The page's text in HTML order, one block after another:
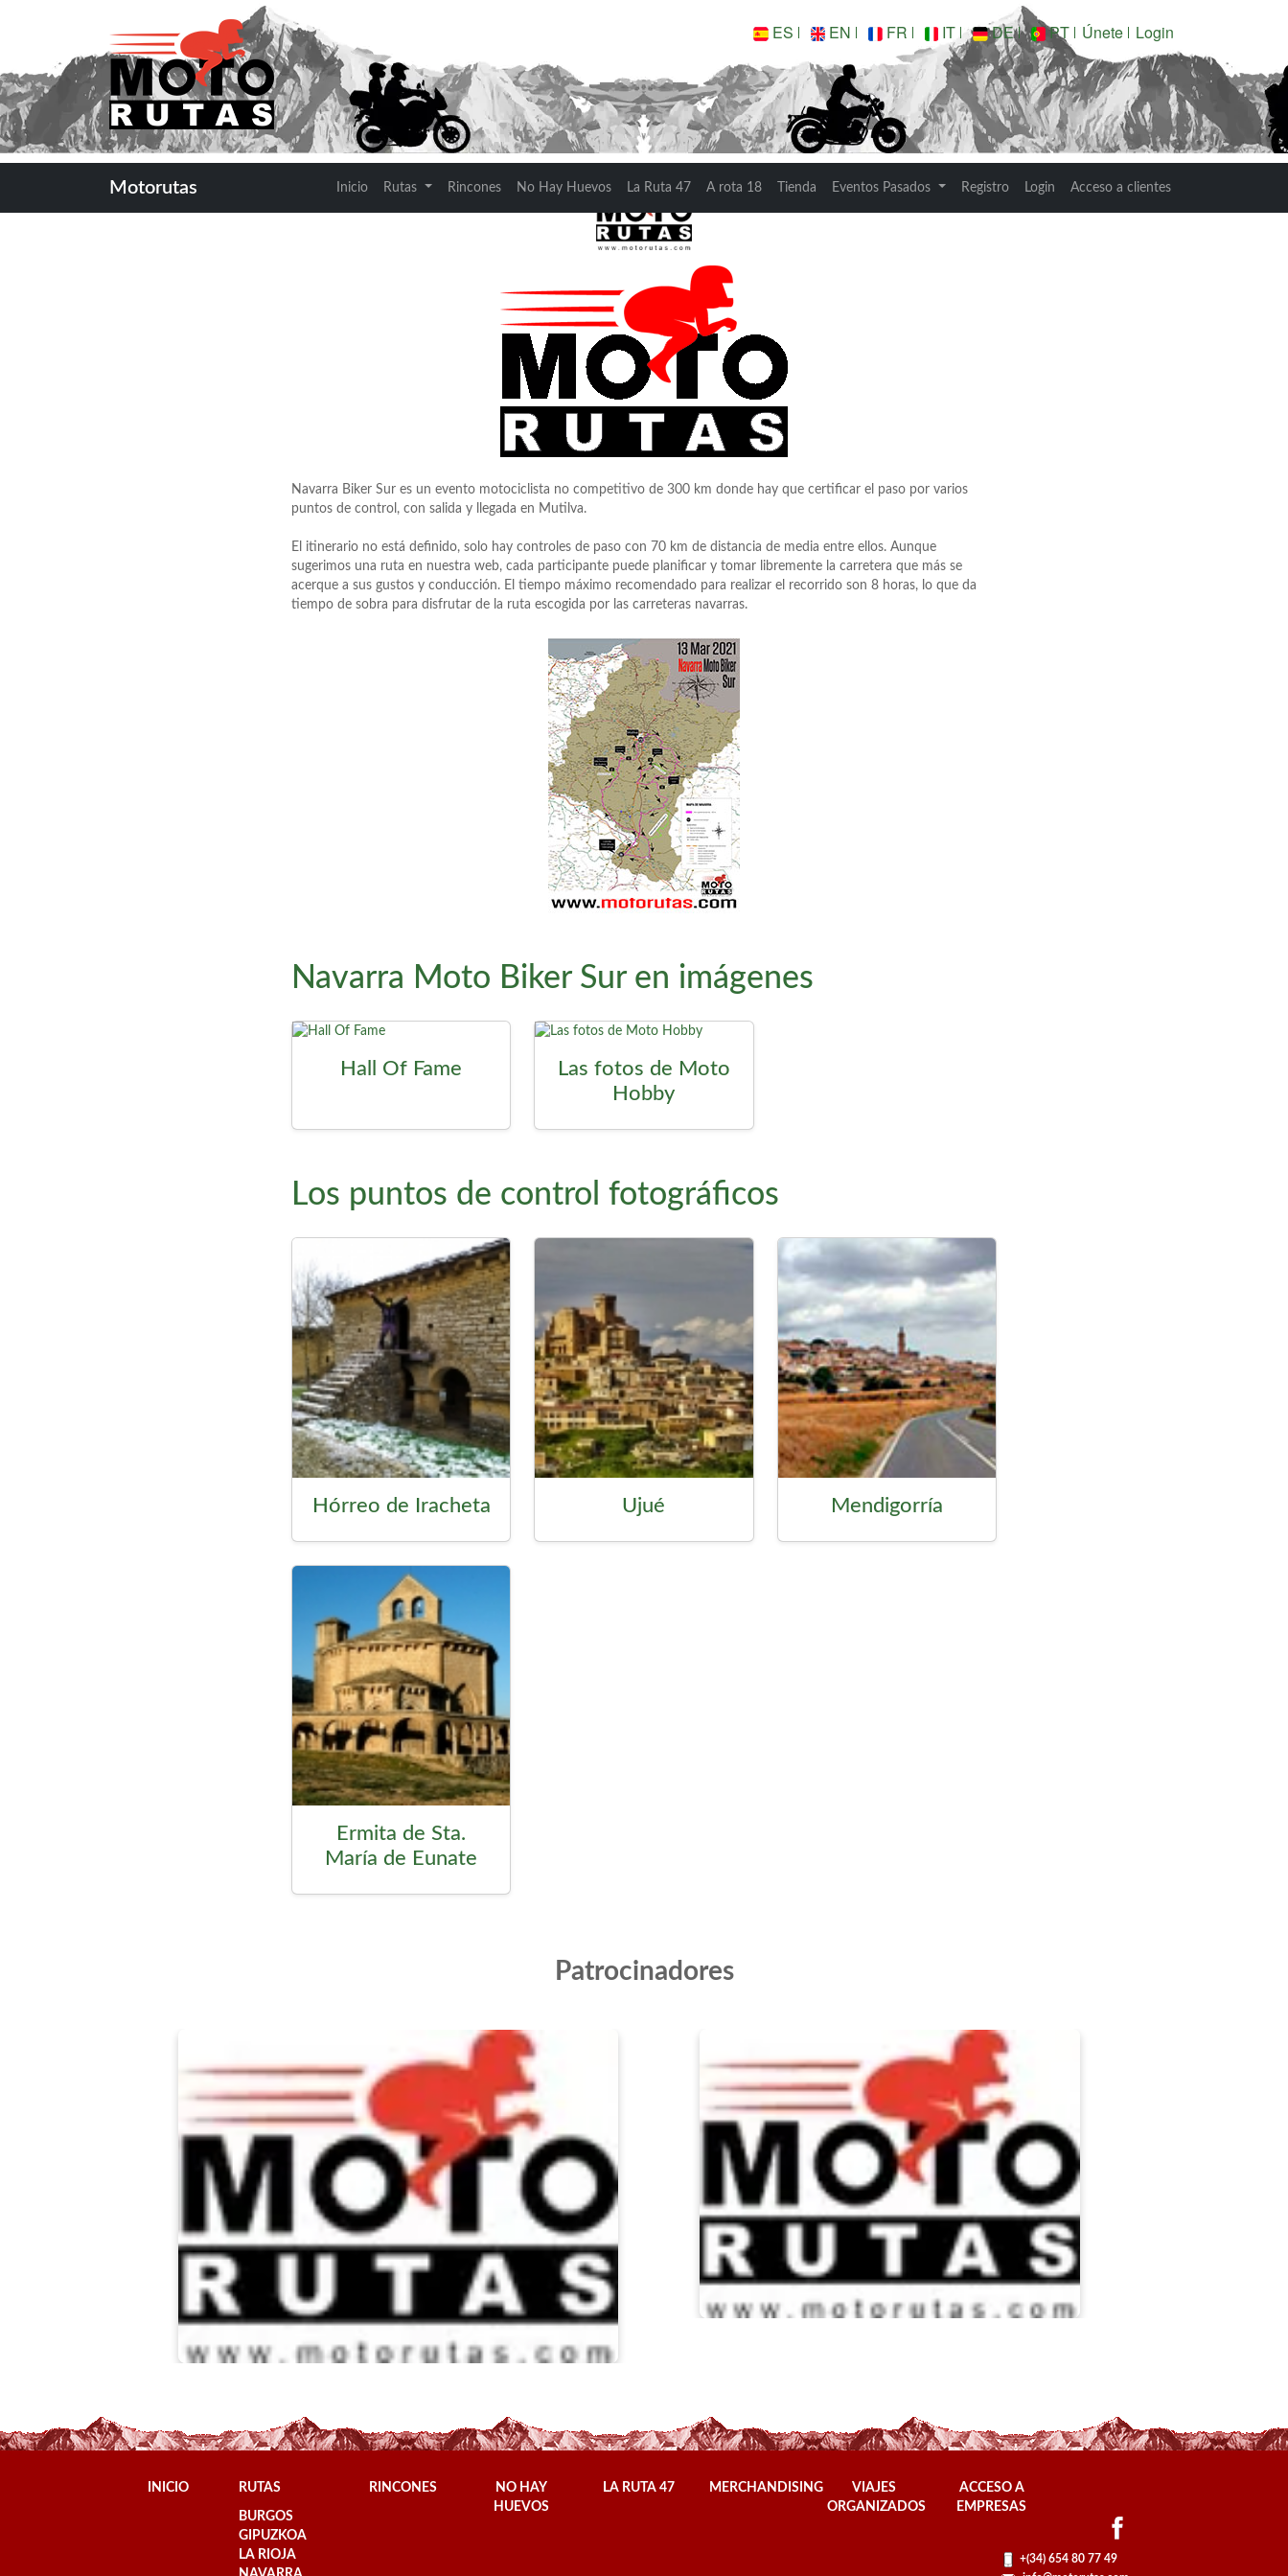
ES EN FR IT DE PT Únete Login
Motorutas Inicio Rutas Rincones No Hay Huevos La Ruta 47 A rota 18 Tienda Eventos Pasados Registro Login Acceso a clientes
NAVARRA MOTO BIKER SUR
Navarra Biker Sur es un evento motociclista no competitivo de 300 km donde hay que certificar el paso por varios
puntos de control, con salida y llegada en Mutilva.
El itinerario no está definido, solo hay controles de paso con 70 km de distancia de media entre ellos. Aunque
sugerimos una ruta en nuestra web, cada participante puede planificar y tomar libremente la carretera que más se
acerque a sus gustos y conducción. El tiempo máximo recomendado para realizar el recorrido son 8 horas, lo que da
tiempo de sobra para disfrutar de la ruta escogida por las carreteras navarras.
Navarra Moto Biker Sur en imágenes
Hall Of Fame
Las fotos de Moto
Hobby
Los puntos de control fotográficos
Hórreo de Iracheta Ujué Mendigorría
Ermita de Sta.
María de Eunate
Patrocinadores
INICIO RUTAS
BURGOS
GIPUZKOA
LA RIOJA
RINCONES
NO HAY
HUEVOS
LA RUTA 47 MERCHANDISING
VIAJES
ORGANIZADOS
ACCESO A
EMPRESAS
+(34) 654 80 77 49